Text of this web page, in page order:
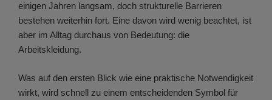
einigen Jahren langsam, doch strukturelle Barrieren
bestehen weiterhin fort. Eine davon wird wenig beachtet, ist
aber im Alltag durchaus von Bedeutung: die
Arbeitskleidung.
Was auf den ersten Blick wie eine praktische Notwendigkeit
wirkt, wird schnell zu einem entscheidenden Symbol für